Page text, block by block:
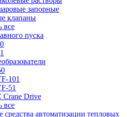
запорные
клапаны
все
пуска
101
51
Crane Drive
все
средства автоматизации тепловых